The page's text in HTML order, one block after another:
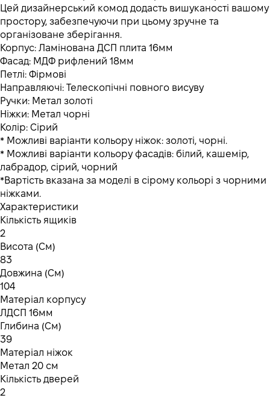
Цей дизайнерський комод додасть вишуканості вашому
простору, забезпечуючи при цьому зручне та
організоване зберігання.
Корпус: Ламінована ДСП плита 16мм
Фасад: МДФ рифлений 18мм
Петлі: Фірмові
Направляючі: Телескопічні повного висуву
Ручки: Метал золоті
Ніжки: Метал чорні
Колір: Сірий
* Можливі варіанти кольору ніжок: золоті, чорні.
* Можливі варіанти кольору фасадів: білий, кашемір,
лабрадор, сірий, чорний
*Вартість вказана за моделі в сірому кольорі з чорними
ніжками.
Характеристики
Кількість ящиків
2
Висота (См)
83
Довжина (См)
104
Матеріал корпусу
ЛДСП 16мм
Глибина (См)
39
Матеріал ніжок
Метал 20 см
Кількість дверей
2